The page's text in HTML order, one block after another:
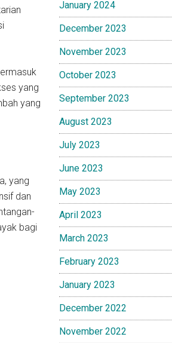
yang
yang
yang
dan
bagi
January 2024
December 2023
November 2023
October 2023
September 2023
August 2023
July 2023
June 2023
May 2023
April 2023
March 2023
February 2023
January 2023
December 2022
November 2022